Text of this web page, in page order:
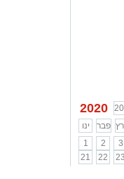
2020
ינו
פבר
1
2 3
21
22 23